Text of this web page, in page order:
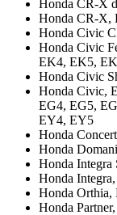
Honda CR-X
Honda CR-X,
Honda Civic
Honda Civic
EK4, EK5,
Honda Civic
Honda Civic,
EG4, EG5,
EY4, EY5
Honda
Honda
Honda Integra
Honda Integra,
Honda Orthia,
Honda Partner,